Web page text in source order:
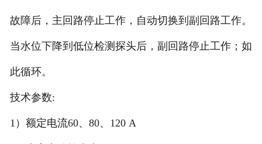
故障后，主回路停止工作，自动切换到副回路工作。
当水位下降到低位检测探头后，副回路停止工作；如
此循环。
技术参数:
1）额定电流60、80、120 A